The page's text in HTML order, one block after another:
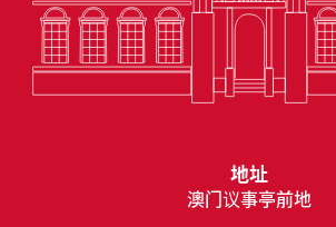
地址
澳门议事亭前地